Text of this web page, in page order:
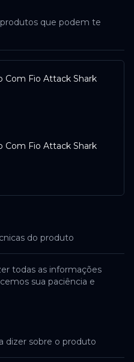
que podem te
Com Fio Attack Shark
Com Fio Attack Shark
do produto
todas as informações
sua paciência e
dizer sobre o produto